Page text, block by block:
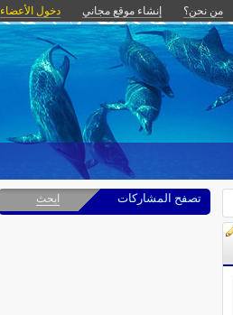
من نحن؟ إنشاء موقع مجاني دخول الأعضاء
تصفح المشاركات ابحث